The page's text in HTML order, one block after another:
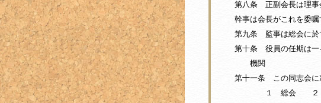
第八条 正副会長は理事
幹事は会長がこれを委嘱
第九条 監事は総会に於
第十条 役員の任期は一
機関
第十一条 この同志会に
１ 総会 ２